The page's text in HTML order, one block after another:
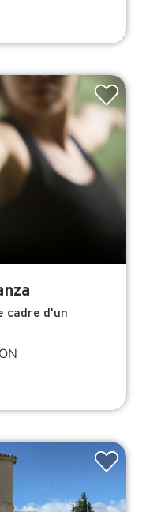
cadre d'un